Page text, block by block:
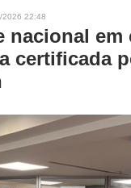
2026 22:48
nacional
certificada